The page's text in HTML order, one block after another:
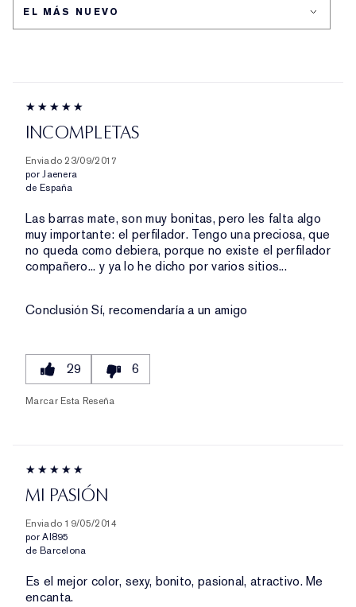
PIEL
INCOMPLETAS
Enviado 23/09/2017
por Jaenera
de España
Las barras mate, son muy bonitas, pero les falta algo
muy importante: el perfilador. Tengo una preciosa, que
no queda como debiera, porque no existe el perfilador
compañero... y ya lo he dicho por varios sitios...
ConclusiónSí, recomendaría a un amigo
29 6
Marcar Esta Reseña
MI PASIÓN
Enviado 19/05/2014
por Al895
de Barcelona
Es el mejor color, sexy, bonito, pasional, atractivo. Me
encanta.